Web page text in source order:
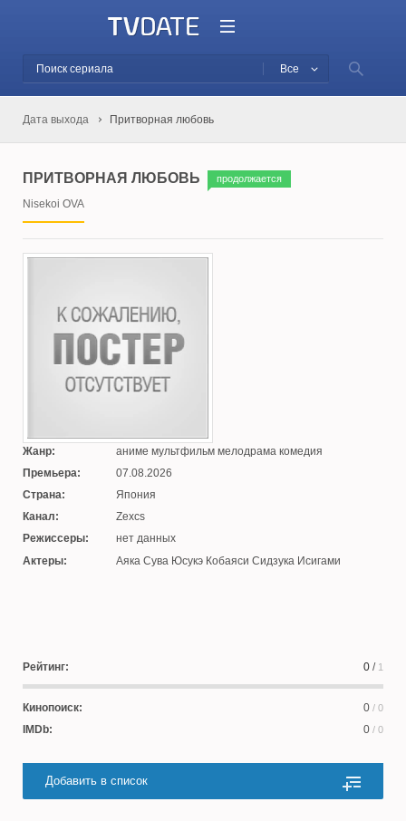
Все
Дата выхода Притворная любовь
ПРИТВОРНАЯ ЛЮБОВЬ продолжается
Nisekoi OVA
Жанр:
аниме мультфильм мелодрама комедия
Премьера:
07.08.2026
Страна:
Япония
Канал:
Zexcs
Режиссеры:
нет данных
Актеры:
Аяка Сува Юсукэ Кобаяси Сидзука Исигами
Рейтинг: 0 / 1
Кинопоиск: 0 / 0
IMDb: 0 / 0
Добавить в список